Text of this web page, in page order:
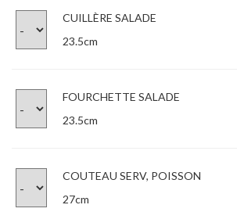
CUILLÈRE SALADE
23.5cm
FOURCHETTE SALADE
23.5cm
COUTEAU SERV, POISSON
27cm